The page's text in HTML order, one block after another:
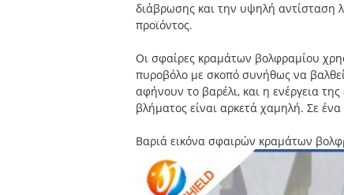
διάβρωσης και την υψηλή αντίσταση
προϊόντος.
Οι σφαίρες κραμάτων βολφραμίου
πυροβόλο με σκοπό συνήθως να
αφήνουν το βαρέλι, και η ενέργεια
βλήματος είναι αρκετά χαμηλή. Σε
Βαριά εικόνα σφαιρών κραμάτων